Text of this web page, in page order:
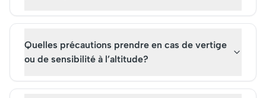
Quelles précautions prendre en cas de vertige
ou de sensibilité à l’altitude?